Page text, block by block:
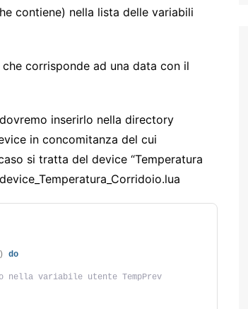
contiene) nella lista delle variabili
corrisponde ad una data con il
inserirlo nella directory
in concomitanza del cui
si tratta del device “Temperatura
) do
variabile utente TempPrev